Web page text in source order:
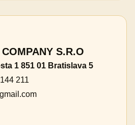
S.R.O
1 851 01 Bratislava 5
211